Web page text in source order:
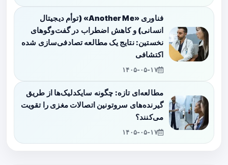
فناوری «Another Me» (توأم دیجیتال
انسانی) و کاهش اضطراب در گفت‌وگوهای
نخستین: نتایج یک مطالعه تصادفی‌سازی شده
اکتشافی
۱۴۰۵-۰۵-۱۷
مطالعه‌ای تازه: چگونه سایکدلیک‌ها از طریق
گیرنده‌های سروتونین اتصالات مغزی را تقویت
می‌کنند؟
۱۴۰۵-۰۵-۱۷